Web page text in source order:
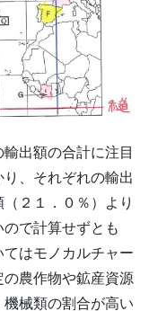
出額の合計に注目
、それぞれの輸出
２１．０％）より
で計算せずとも
てはモノカルチャー
農作物や鉱産資源
械類の割合が高い